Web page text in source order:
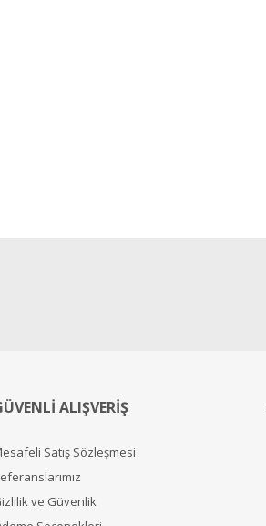
ALIŞVERİŞ
Satış Sözleşmesi
ve Güvenlik